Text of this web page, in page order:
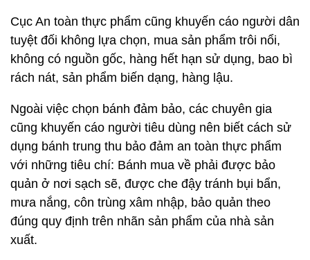
Cục An toàn thực phẩm cũng khuyến cáo người dân
tuyệt đối không lựa chọn, mua sản phẩm trôi nổi,
không có nguồn gốc, hàng hết hạn sử dụng, bao bì
rách nát, sản phẩm biến dạng, hàng lậu.
Ngoài việc chọn bánh đảm bảo, các chuyên gia
cũng khuyến cáo người tiêu dùng nên biết cách sử
dụng bánh trung thu bảo đảm an toàn thực phẩm
với những tiêu chí: Bánh mua về phải được bảo
quản ở nơi sạch sẽ, được che đậy tránh bụi bẩn,
mưa nắng, côn trùng xâm nhập, bảo quản theo
đúng quy định trên nhãn sản phẩm của nhà sản
xuất.